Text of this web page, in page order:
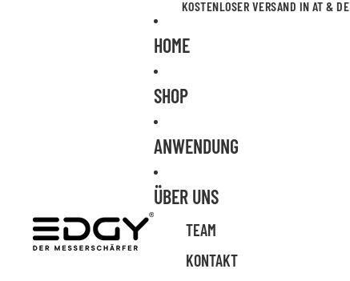
KOSTENLOSER VERSAND IN AT & DE
HOME
SHOP
ANWENDUNG
ÜBER UNS
TEAM
KONTAKT